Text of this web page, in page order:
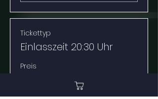
Tickettyp
Einlasszeit 20:30 Uhr
Preis
Von 21,90 € bis 24,90 €